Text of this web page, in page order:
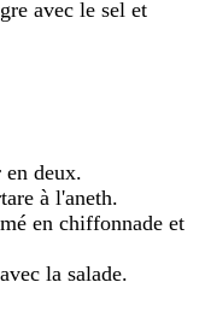
avec le sel et
en deux.
à l'aneth.
en chiffonnade et
la salade.